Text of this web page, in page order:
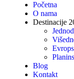
Početna
O nama
Destinacije
Blog
Kontakt